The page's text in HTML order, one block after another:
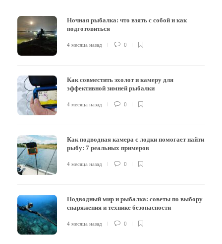
Ночная рыбалка: что взять с собой и как
подготовиться
4 месяца назад 0
Как совместить эхолот и камеру для
эффективной зимней рыбалки
4 месяца назад 0
Как подводная камера с лодки помогает найти
рыбу: 7 реальных примеров
4 месяца назад 0
Подводный мир и рыбалка: советы по выбору
снаряжения и технике безопасности
4 месяца назад 0